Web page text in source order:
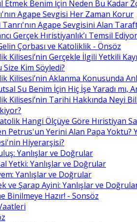
Etmek Benim İçin Neden Bu Kadar
Agape Sevgisi Her Zaman Korur
Tanrı'nın Agape Sevgisini Alan
Gerçek Hıristiyanlık’ı Temsil
Çorbası ve Katoliklik - Önsöz
Kilisesi’nin Gerçekle İlgili Yetkili
Size Kim Söyledi?
Kilisesi’nin Aklanma Konusunda
Su Benim İçin Hiç İşe Yaradı mı,
Kilisesi’nin Tarihi Hakkında Neyi
Hangi Ölçüye Göre Hıristiyan
Petrus'un Yerini Alan Papa Yoktu?
Hiyerarşisi?
Yanlışlar ve Doğrular
Yetki: Yanlışlar ve Doğrular
Yanlışlar ve Doğrular
ve Şarap Ayini: Yanlışlar ve
Binilmeye Hazır! - Sonsöz